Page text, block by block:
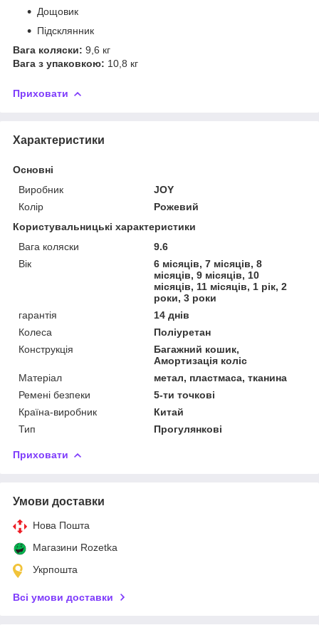
Дощовик
Підсклянник
Вага коляски: 9,6 кг
Вага з упаковкою: 10,8 кг
Приховати
Характеристики
Основні
Виробник
JOY
Колір
Рожевий
Користувальницькі характеристики
Вага коляски
9.6
Вік
6 місяців, 7 місяців, 8
місяців, 9 місяців, 10
місяців, 11 місяців, 1 рік, 2
роки, 3 роки
гарантія
14 днів
Колеса
Поліуретан
Конструкція
Багажний кошик,
Амортизація коліс
Матеріал
метал, пластмаса, тканина
Ремені безпеки
5-ти точкові
Країна-виробник
Китай
Тип
Прогулянкові
Приховати
Умови доставки
Нова Пошта
Магазини Rozetka
Укрпошта
Всі умови доставки